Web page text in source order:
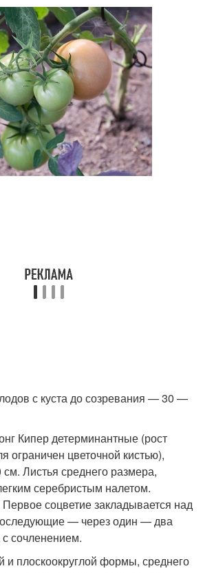
с куста до созревания — 30 —
Кипер детерминантные (рост
ограничен цветочной кистью),
Листья среднего размера,
серебристым налетом.
соцветие закладывается над
— через один — два
сочленением.
и плоскоокруглой формы, среднего